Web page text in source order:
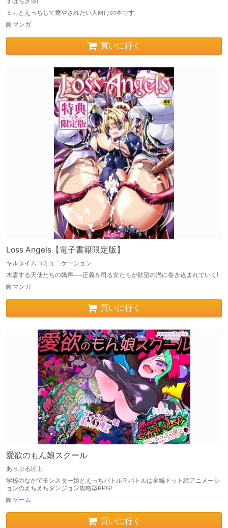
ミカとえっちして癒やされたい人向けの本です
マンガ
買いに行く
Loss Angels【電子書籍限定版】
キルタイムコミュニケーション
木霊する天使たちの嬌声──正義を司る女たちが欲望の渦に巻き込まれていく!
マンガ
買いに行く
愛欲のもん娘スクール
あっぷる屋上
学校のなかでモンスター娘とえっちバトル!? バトルは全編ドット絵アニメーシ
ョンのえちえちダンジョン攻略型RPG!
ゲーム
買いに行く